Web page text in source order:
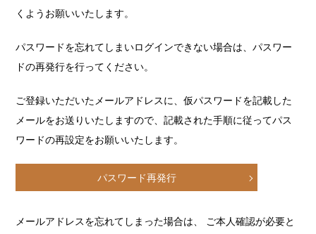
くようお願いいたします。
パスワードを忘れてしまいログインできない場合は、パスワー
ドの再発行を行ってください。
ご登録いただいたメールアドレスに、仮パスワードを記載した
メールをお送りいたしますので、記載された手順に従ってパス
ワードの再設定をお願いいたします。
パスワード再発行
メールアドレスを忘れてしまった場合は、 ご本人確認が必要と